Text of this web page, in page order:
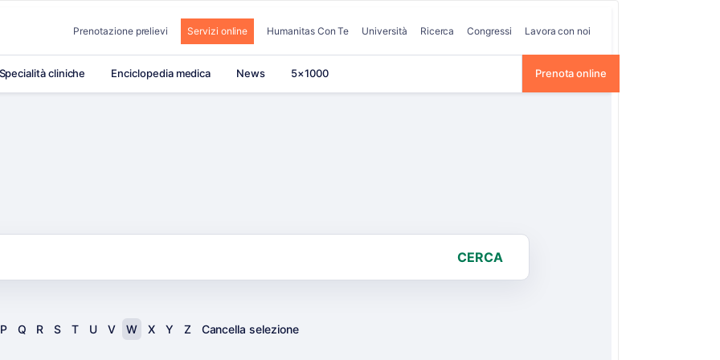
Prenotazione prelievi Servizi online Humanitas Con Te Università Ricerca Congressi Lavora con noi
Specialità cliniche Enciclopedia medica News 5×1000 Prenota online
CERCA
P Q R S T U V W X Y Z Cancella selezione